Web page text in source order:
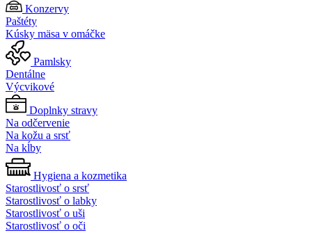
Konzervy
Paštéty
Kúsky mäsa v omáčke
Pamlsky
Dentálne
Výcvikové
Doplnky stravy
Na odčervenie
Na kožu a srsť
Na kĺby
Hygiena a kozmetika
Starostlivosť o srsť
Starostlivosť o labky
Starostlivosť o uši
Starostlivosť o oči